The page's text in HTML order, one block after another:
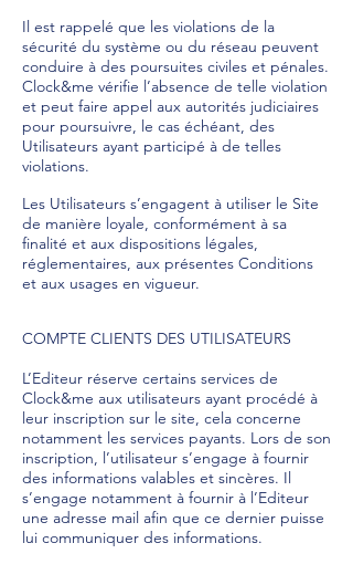
Il est rappelé que les violations de la
sécurité du système ou du réseau peuvent
conduire à des poursuites civiles et pénales.
Clock&me vérifie l’absence de telle violation
et peut faire appel aux autorités judiciaires
pour poursuivre, le cas échéant, des
Utilisateurs ayant participé à de telles
violations.
Les Utilisateurs s’engagent à utiliser le Site
de manière loyale, conformément à sa
finalité et aux dispositions légales,
réglementaires, aux présentes Conditions
et aux usages en vigueur.
COMPTE CLIENTS DES UTILISATEURS
L’Editeur réserve certains services de
Clock&me aux utilisateurs ayant procédé à
leur inscription sur le site, cela concerne
notamment les services payants. Lors de son
inscription, l’utilisateur s’engage à fournir
des informations valables et sincères. Il
s’engage notamment à fournir à l’Editeur
une adresse mail afin que ce dernier puisse
lui communiquer des informations.